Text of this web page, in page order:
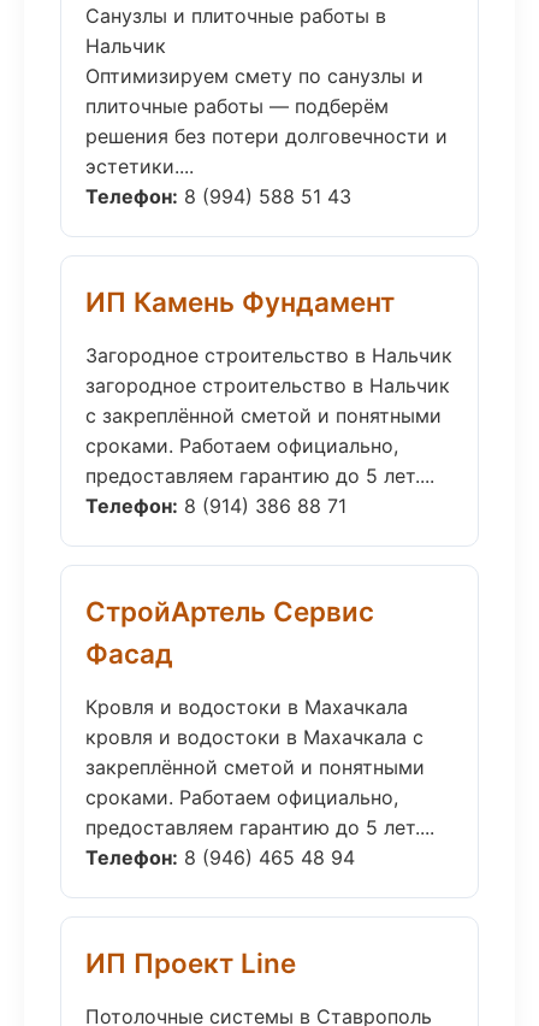
Санузлы и плиточные работы в
Нальчик
Оптимизируем смету по санузлы и
плиточные работы — подберём
решения без потери долговечности и
эстетики....
Телефон: 8 (994) 588 51 43
ИП Камень Фундамент
Загородное строительство в Нальчик
загородное строительство в Нальчик
с закреплённой сметой и понятными
сроками. Работаем официально,
предоставляем гарантию до 5 лет....
Телефон: 8 (914) 386 88 71
СтройАртель Сервис
Фасад
Кровля и водостоки в Махачкала
кровля и водостоки в Махачкала с
закреплённой сметой и понятными
сроками. Работаем официально,
предоставляем гарантию до 5 лет....
Телефон: 8 (946) 465 48 94
ИП Проект Line
Потолочные системы в Ставрополь